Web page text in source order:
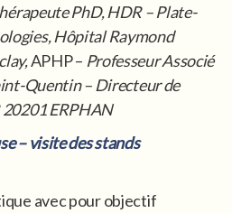
PhD, HDR –Plate-
Hôpital Raymond
APHP – Professeur Associé
Quentin – Directeur de
20201 ERPHAN
– visite des stands
avec pour objectif